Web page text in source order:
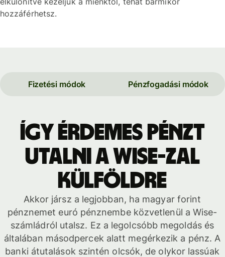
hozzáférhetsz.
Fizetési módok Pénzfogadási módok
Így érdemes pénzt
utalni a Wise-zal
külföldre
Akkor jársz a legjobban, ha magyar forint
pénznemet euró pénznembe közvetlenül a Wise-
számládról utalsz. Ez a legolcsóbb megoldás és
általában másodpercek alatt megérkezik a pénz. A
banki átutalások szintén olcsók, de olykor lassúak